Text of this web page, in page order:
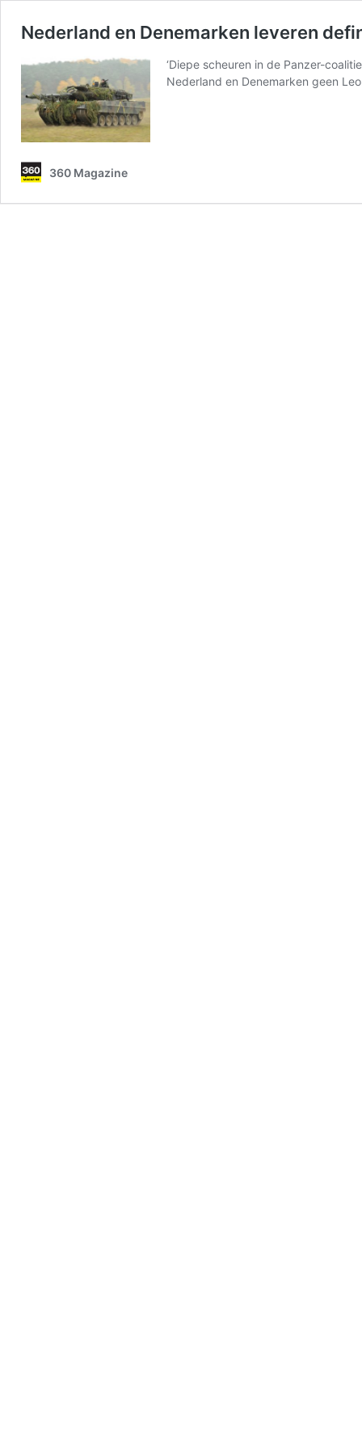
Nederland en Denemarken leveren
‘Diepe scheuren in de Panzer-
Nederland en Denemarken geen
360 Magazine